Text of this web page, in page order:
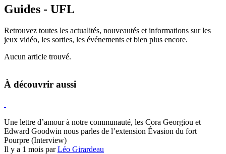
Guides - UFL
Retrouvez toutes les actualités, nouveautés et informations sur les
jeux vidéo, les sorties, les événements et bien plus encore.
Aucun article trouvé.
À découvrir aussi
Une lettre d’amour à notre communauté, les Cora Georgiou et
Edward Goodwin nous parles de l’extension Évasion du fort
Pourpre (Interview)
Il y a 1 mois parLéo Girardeau